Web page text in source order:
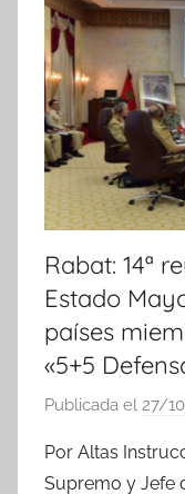
c
i
a
s
Rabat: 14ª
Estado
países
«5+5
Publicada el 27/
Por Altas
Supremo y Jefe